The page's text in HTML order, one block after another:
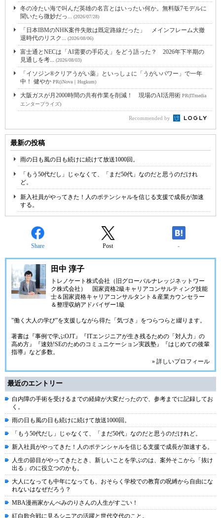
冬の冷たい海で叫んだ英雄の名言とはいったい何か。無料版7モデルに
聞いたら微妙だっ... (2026/07/28)
「日本IBMのNHK案件失敗は既定路線だった」 メインフレーム大撤
退時代のリスク... (2026/08/06)
富士通とNECは「AI需要の手応え」をどう語った？ 2026年下半期の
見通しを考... (2026/08/03)
「イソジン®クリアうがい薬」といっしょに「うがいパワー」で一年
中！ 健やか PR(iNova｜Hugkum)
大阪ガスが月2000時間の共有作業を削減！ 現場のAI活用術 PR(ITmedia
エンタープライズ)
Recommended by
最新の投稿
雨の日も風の日も続けに続けて放送1000回。
「もう50代だし」じゃなくて、「まだ50代」なのだと思うのだけれ
ど。
新入社員がやってきた！人のポテンシャルを信じる支援で成長が加速
する。
Share Post -
田中 淳子
トレノケート株式会社（旧グローバルナレッジネットワー
ク株式会社）
国家資格2級キャリアコンサルティング技能
士＆国家資格キャリアコンサルタント＆産業カウンセラー
＆整理収納アドバイザー1級
”働く大人の学び”を支援しながら得た「気づき」をつらつらと綴ります。
著書は『事例で学ぶOJT』『ITエンジニアが生き残るための「対人力」の
高め方』『速効!SEのためのコミュニケーション実践塾』『はじめての後輩
指導』など多数。
» 詳しいプロフィール
最近のエントリー
白内障の手術を受けるまでの経緯が大変だったので、参考までに記録してお
く。
雨の日も風の日も続けに続けて放送1000回。
「もう50代だし」じゃなくて、「まだ50代」なのだと思うのだけれど。
新入社員がやってきた！人のポテンシャルを信じる支援で成長が加速する。
人生の節目がやってきたとき、新しいことを学ぶのは、案外そこから「抜け
出る」のに役立つのかも。
大人になっても中年になっても、おそらく学校での教育の呪縛から自由にな
れないはなぜだろう？
MBA漫画家かんべみのりさんの人生がすごい！
紅白歌合戦に見るシニアの活躍と世代交代のこと。